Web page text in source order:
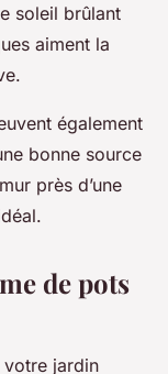
soleil brûlant
aiment la
également
bonne source
près d’une
de pots
votre jardin